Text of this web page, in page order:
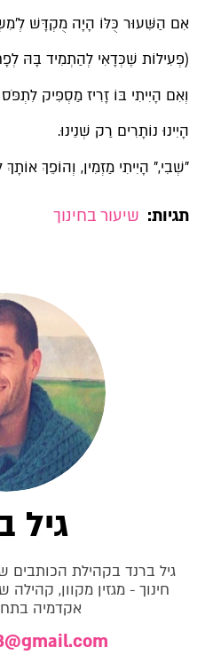
אִם הַשִּׁעוּר כֻּלּוֹ הָיָה מֻקְדָּשׁ
(פְּעִילוֹת שֶׁכְּדָאִי לְהַתְמִיד בָּהּ
וְאִם הָיִיתִי בּוֹ זָרִיז מַסְפִּיק
הָיִינוּ נוֹתָרִים רַק שְׁנֵינוּ.
"שְׁבִי," הָיִיתִי מַזְמִין, וְהוֹפֵךְ
תגיות: שיעור בחינוך
גיל
גיל ברנד בקהילת הכותבים
חינוך - מגזין מקוון, קהילה
אקדמיה